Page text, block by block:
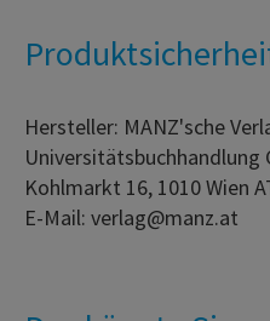
Hersteller: MANZ'sche
Universitätsbuchhandlung
Kohlmarkt 16, 1010 Wien
E-Mail: verlag@manz.at